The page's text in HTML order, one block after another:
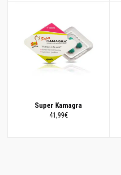
Super Kamagra
41,99€